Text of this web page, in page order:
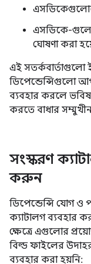
এসডিকে-গুলো
ঘোষণা করা
এই সতর্কবার্তাগুলো
ডিপেন্ডেন্সিগুলো
ব্যবহার করলে
করতে বাধার
সংস্করণ
করুন
ডিপেন্ডেন্সি যোগ ও
ক্যাটালগ ব্যবহার
ক্ষেত্রে এগুলোর
বিল্ড ফাইলের
ব্যবহার করা হয়নি: